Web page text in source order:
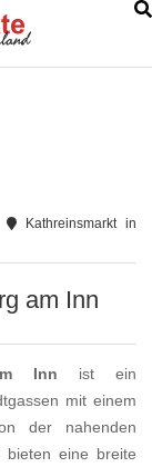
Kathreinsmarkt in
am Inn
Inn ist ein
mit einem
der nahenden
bieten eine breite